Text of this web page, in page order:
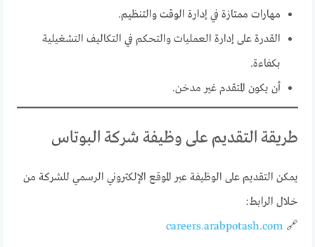
مهارات ممتازة في إدارة الوقت والتنظيم.
القدرة على إدارة العمليات والتحكم في التكاليف التشغيلية
بكفاءة.
أن يكون المتقدم غير مدخن.
طريقة التقديم على وظيفة شركة البوتاس
يمكن التقديم على الوظيفة عبر الموقع الإلكتروني الرسمي للشركة من
خلال الرابط:
🔗
careers.arabpotash.com